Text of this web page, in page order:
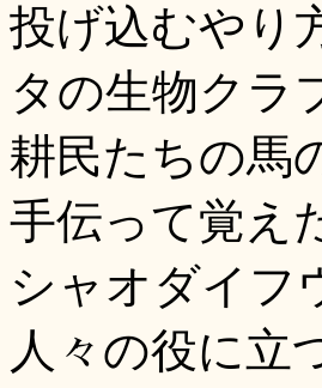
投げ込むやり
タの生物クラ
耕民たちの馬
手伝って覚え
シャオダイフ
人々の役に立